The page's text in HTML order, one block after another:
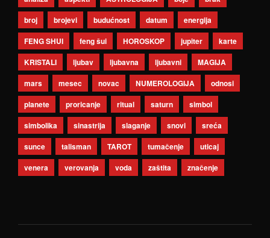
broj
brojevi budućnost datum
energija
FENG SHUI
feng šui HOROSKOP jupiter
karte
KRISTALI
ljubav ljubavna ljubavni
MAGIJA
mars
mesec novac NUMEROLOGIJA
odnosi
planete
proricanje ritual saturn
simbol
simbolika
sinastrija slaganje snovi
sreća
sunce
talisman TAROT tumačenje
uticaj
venera
verovanja voda zaštita značenje